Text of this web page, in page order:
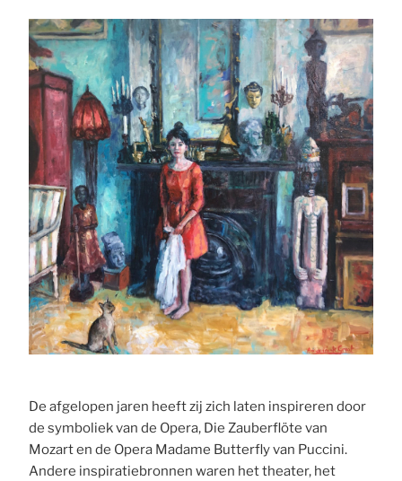
De afgelopen jaren heeft zij zich laten inspireren door
de symboliek van de Opera, Die Zauberflöte van
Mozart en de Opera Madame Butterfly van Puccini.
Andere inspiratiebronnen waren het theater, het